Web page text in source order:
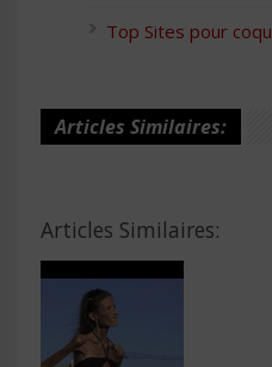
Top Sites pour
Articles Similaires:
Articles Similaires: